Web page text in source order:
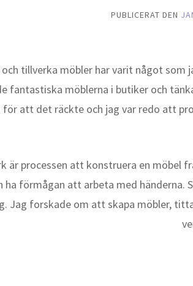
PUBLICERAT DEN
tillverka möbler har varit något
fantastiska möblerna i butiker och
att det räckte och jag var redo att
är processen att konstruera en möbel
ha förmågan att arbeta med händerna.
Jag forskade om att skapa möbler,